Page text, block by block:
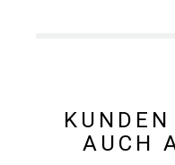
AUCH